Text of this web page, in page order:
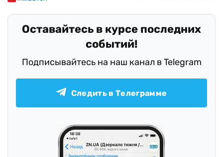
Оставайтесь в курсе последних
событий!
Подписывайтесь на наш канал в Telegram
Следить в Телеграмме